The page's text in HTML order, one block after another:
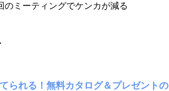
ミーティングでケンカが減る
られる！無料カタログ＆プレゼントの